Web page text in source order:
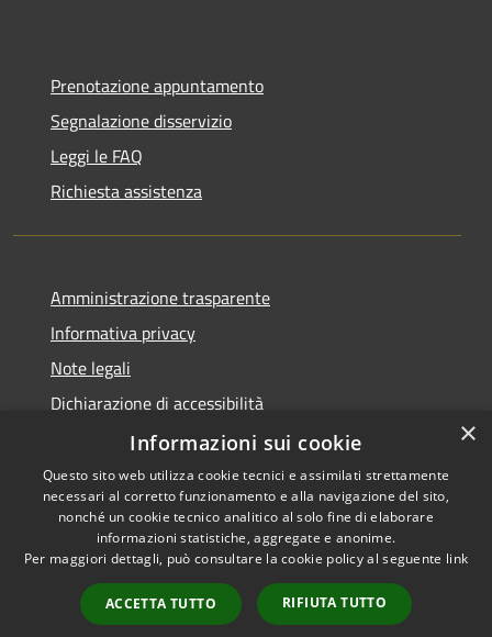
Prenotazione appuntamento
Segnalazione disservizio
Leggi le FAQ
Richiesta assistenza
Amministrazione trasparente
Informativa privacy
Note legali
Dichiarazione di accessibilità
Informative Privacy
RSS
Accessibilità
Copyright © 2026 • Comune di
Municipium•
Accesso
redazione
×
Informazioni sui cookie
Questo sito web utilizza cookie tecnici e assimilati strettamente
necessari al corretto funzionamento e alla navigazione del sito,
nonché un cookie tecnico analitico al solo fine di elaborare
informazioni statistiche, aggregate e anonime.
Per maggiori dettagli, può consultare la cookie policy al seguente link
ACCETTA TUTTO RIFIUTA TUTTO